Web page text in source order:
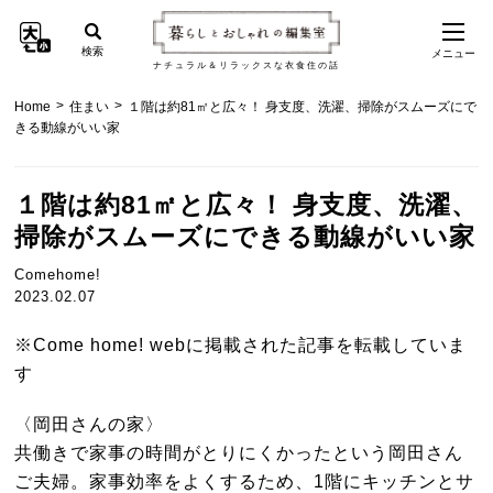
ナチュラル＆リラックスな衣食住の話
検索 メニュー
Home > 住まい > １階は約81㎡と広々！ 身支度、洗濯、掃除がスムーズにで
きる動線がいい家
１階は約81㎡と広々！ 身支度、洗濯、
掃除がスムーズにできる動線がいい家
Comehome!
2023.02.07
※Come home! webに掲載された記事を転載していま
す
〈岡田さんの家〉
共働きで家事の時間がとりにくかったという岡田さん
ご夫婦。家事効率をよくするため、1階にキッチンとサ